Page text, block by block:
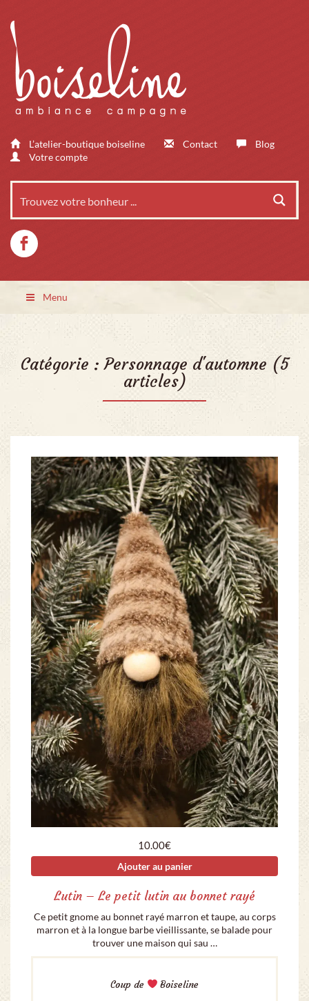
L’atelier-boutique boiseline Contact
Blog
Votre compte
Menu
Catégorie :Personnage d'automne (5
articles)
10.00€
Ajouter au panier
Lutin – Le petit lutin au bonnet rayé
Ce petit gnome au bonnet rayé marron et taupe, au corps
marron et à la longue barbe vieillissante, se balade pour
trouver une maison qui sau …
Coup de Boiseline